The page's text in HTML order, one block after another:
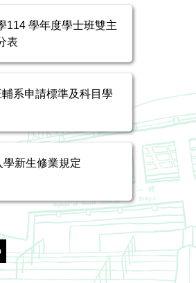
114 學年度學士班雙主
表
系申請標準及科目學
學新生修業規定